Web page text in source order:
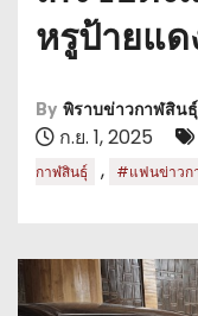
หรูป้ายแด
By พิราบข่าวกาฬสินธุ์
ก.ย. 1, 2025
กาฬสินธุ์
, #แฟนข่าวก